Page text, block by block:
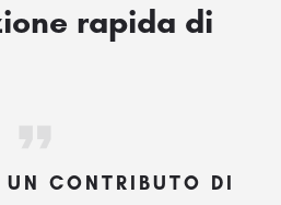
rapida di
CONTRIBUTO DI